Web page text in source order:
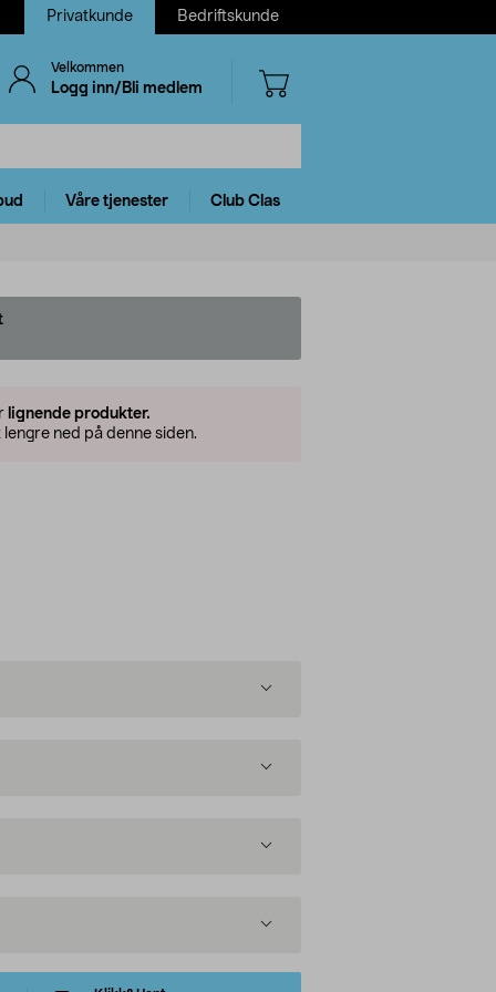
Privatkunde Bedriftskunde
Velkommen
Logg inn/Bli medlem
Våre tjenester Club Clas
lignende produkter.
ned på denne siden.